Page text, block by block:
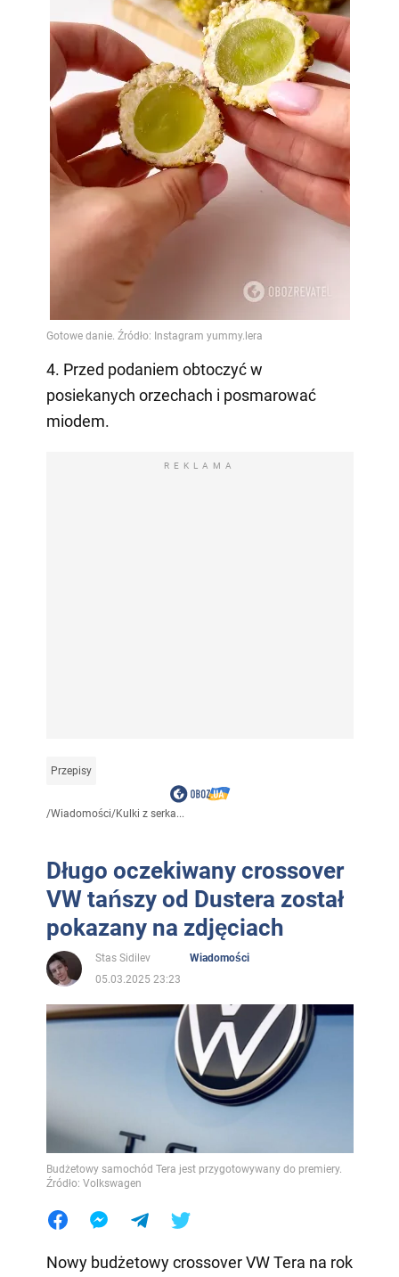
4. Przed podaniem obtoczyć w
posiekanych orzechach i posmarować
miodem.
REKLAMA
Przepisy
/Wiadomości/Kulki z serka...
Długo oczekiwany crossover
VW tańszy od Dustera został
pokazany na zdjęciach
Stas Sidilev
Wiadomości
05.03.2025 23:23
Budżetowy samochód Tera jest przygotowywany do premiery.
Źródło: Volkswagen
Nowy budżetowy crossover VW Tera na rok